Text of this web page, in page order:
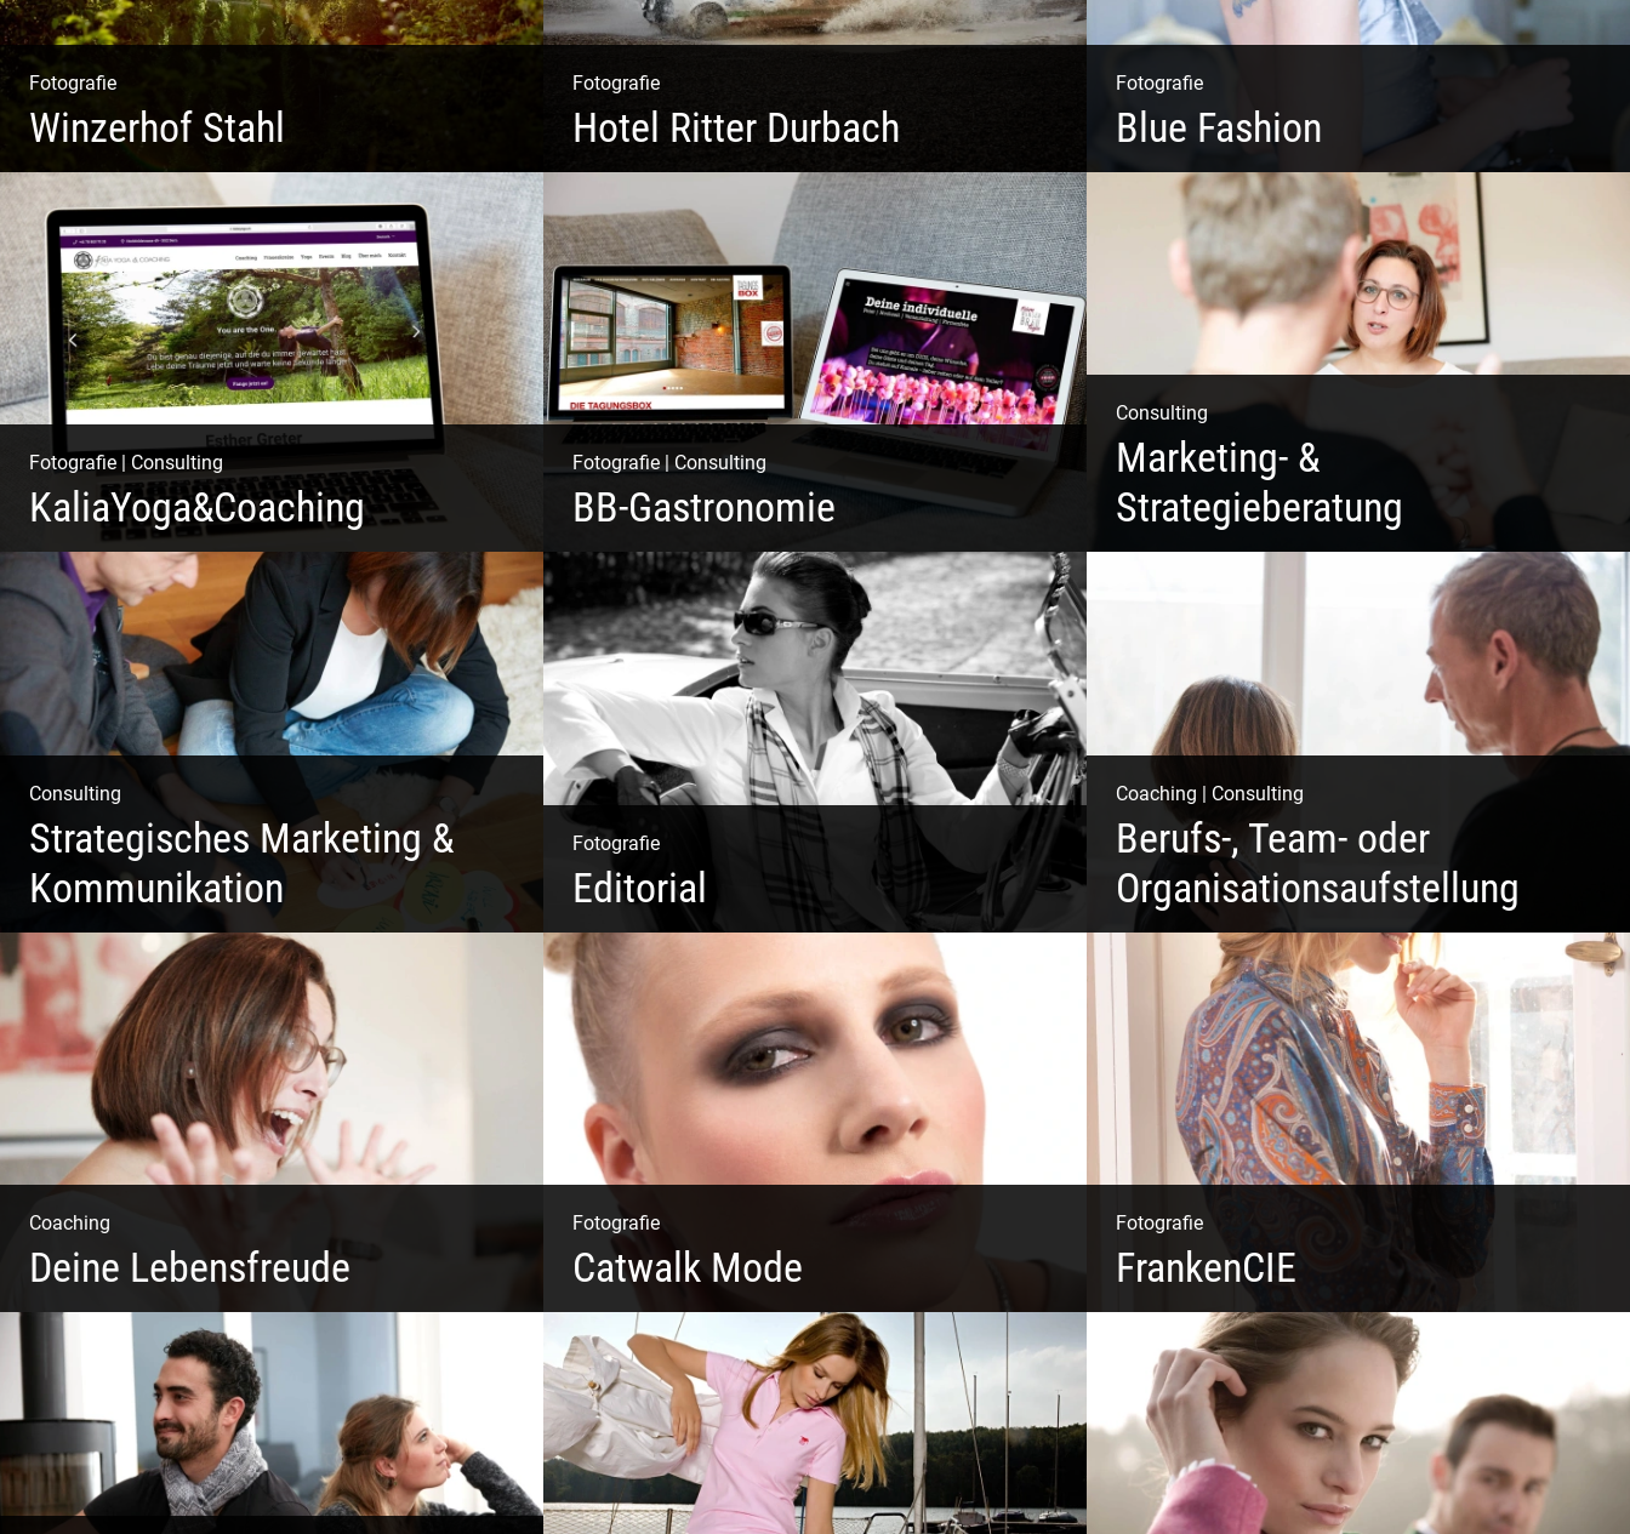
Fotografie
Winzerhof Stahl
Ganz neu durfte es werden. Alles. Fotos. Web. Shop.
Fotografie
Hotel Ritter Durbach
Matsch|Oldtimer|Männer|Spass
Fotografie
Blue Fashion
Blue Fashion
Fotografie | Consulting
KaliaYoga&Coaching
Pint- & Webdesign, Fotografie & Corporate-Design
Fotografie| Consulting
BB-Gastronomie
Fotografie, Marketing & Design
Consulting
Marketing- &
Strategieberatung
Deine Produkte oder deine Dienstleistung auf den Markt
Consulting
Strategisches Marketing &
Kommunikation
Deine Darstellung nach außen und innen
Fotografie
Editorial
Klassische Editorials
Coaching | Consulting
Berufs-, Team- oder
Organisationsaufstellung
Business Coaching – Berufliche Freude ermöglichen
Coaching
Deine Lebensfreude
Einzel Coaching – Wir erobern DEIN Leben zurück
Fotografie
Catwalk Mode
Catwalk Mode Fotografie
Fotografie
FrankenCIE